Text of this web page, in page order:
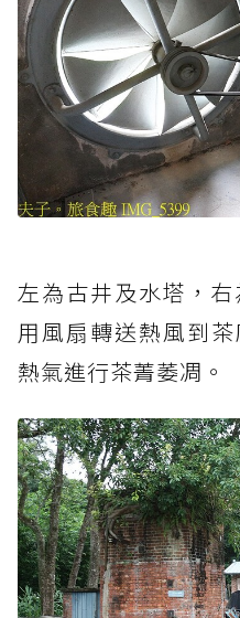
左為古井及水塔，
用風扇轉送熱風到
熱氣進行茶菁萎凋。